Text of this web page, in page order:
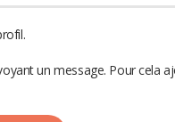
un message. Pour cela